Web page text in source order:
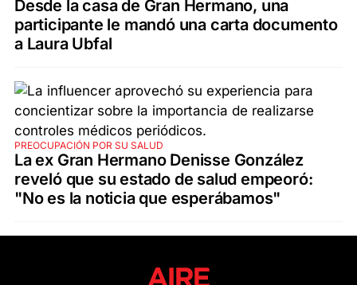
Desde la casa de Gran Hermano, una
participante le mandó una carta documento
a Laura Ubfal
PREOCUPACIÓN POR SU SALUD
La ex Gran Hermano Denisse González
reveló que su estado de salud empeoró:
"No es la noticia que esperábamos"